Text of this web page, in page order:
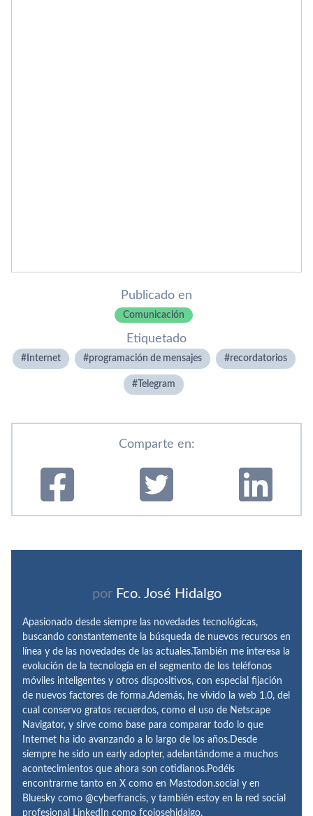
Publicado en
Comunicación
Etiquetado
Internet programación de mensajes recordatorios
Telegram
Comparte en:
por Fco. José Hidalgo
Apasionado desde siempre las novedades tecnológicas,
buscando constantemente la búsqueda de nuevos recursos en
línea y de las novedades de las actuales.También me interesa la
evolución de la tecnología en el segmento de los teléfonos
móviles inteligentes y otros dispositivos, con especial fijación
de nuevos factores de forma.Además, he vivido la web 1.0, del
cual conservo gratos recuerdos, como el uso de Netscape
Navigator, y sirve como base para comparar todo lo que
Internet ha ido avanzando a lo largo de los años.Desde
siempre he sido un early adopter, adelantándome a muchos
acontecimientos que ahora son cotidianos.Podéis
encontrarme tanto en X como en Mastodon.social y en
Bluesky como @cyberfrancis, y también estoy en la red social
profesional LinkedIn como fcojosehidalgo.